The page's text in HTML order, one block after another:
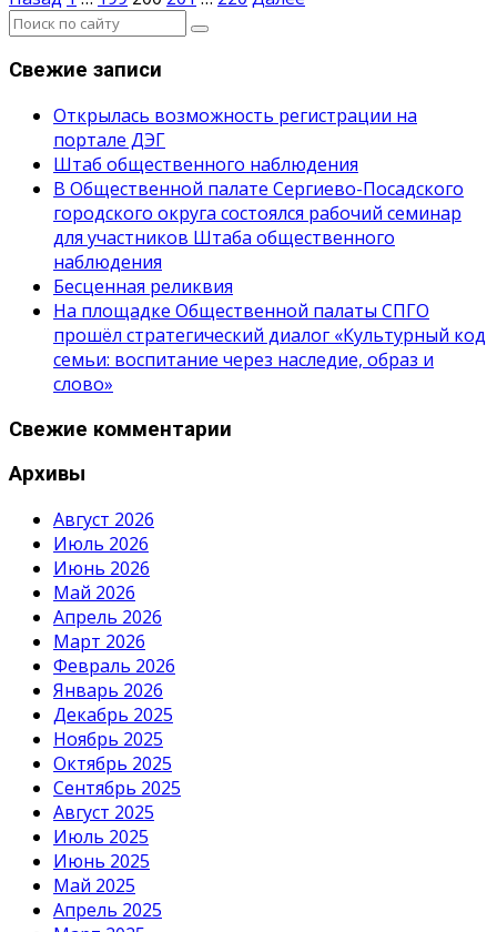
записей
Свежие записи
Открылась возможность регистрации на
портале ДЭГ
Штаб общественного наблюдения
В Общественной палате Сергиево-Посадского
городского округа состоялся рабочий семинар
для участников Штаба общественного
наблюдения
Бесценная реликвия
На площадке Общественной палаты СПГО
прошёл стратегический диалог «Культурный код
семьи: воспитание через наследие, образ и
слово»
Свежие комментарии
Архивы
Август 2026
Июль 2026
Июнь 2026
Май 2026
Апрель 2026
Март 2026
Февраль 2026
Январь 2026
Декабрь 2025
Ноябрь 2025
Октябрь 2025
Сентябрь 2025
Август 2025
Июль 2025
Июнь 2025
Май 2025
Апрель 2025